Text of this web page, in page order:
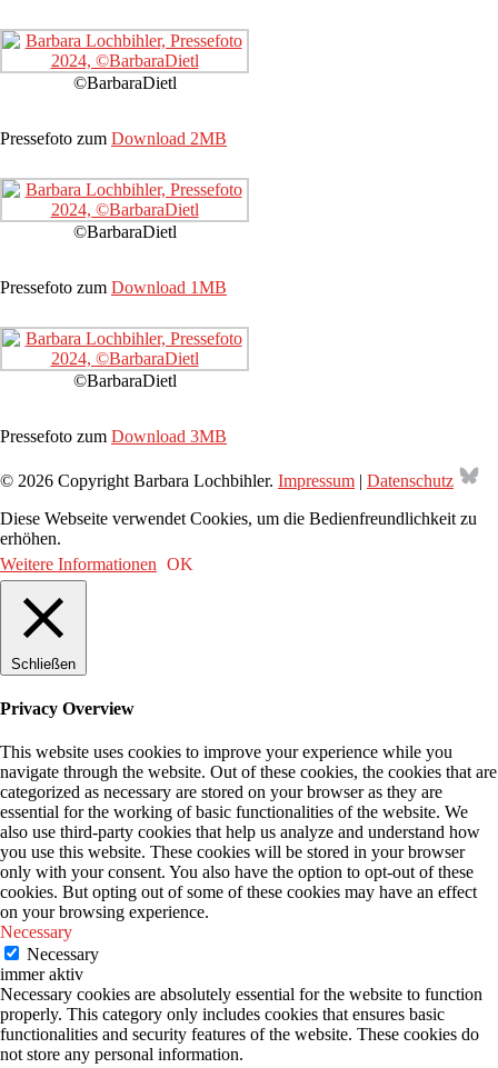
©BarbaraDietl
Pressefoto zum Download 2MB
©BarbaraDietl
Pressefoto zum Download 1MB
©BarbaraDietl
Pressefoto zum Download 3MB
© 2026 Copyright Barbara Lochbihler. Impressum | Datenschutz
Diese Webseite verwendet Cookies, um die Bedienfreundlichkeit zu
erhöhen.
Weitere Informationen OK
Schließen
Privacy Overview
This website uses cookies to improve your experience while you
navigate through the website. Out of these cookies, the cookies that are
categorized as necessary are stored on your browser as they are
essential for the working of basic functionalities of the website. We
also use third-party cookies that help us analyze and understand how
you use this website. These cookies will be stored in your browser
only with your consent. You also have the option to opt-out of these
cookies. But opting out of some of these cookies may have an effect
on your browsing experience.
Necessary
Necessary
immer aktiv
Necessary cookies are absolutely essential for the website to function
properly. This category only includes cookies that ensures basic
functionalities and security features of the website. These cookies do
not store any personal information.